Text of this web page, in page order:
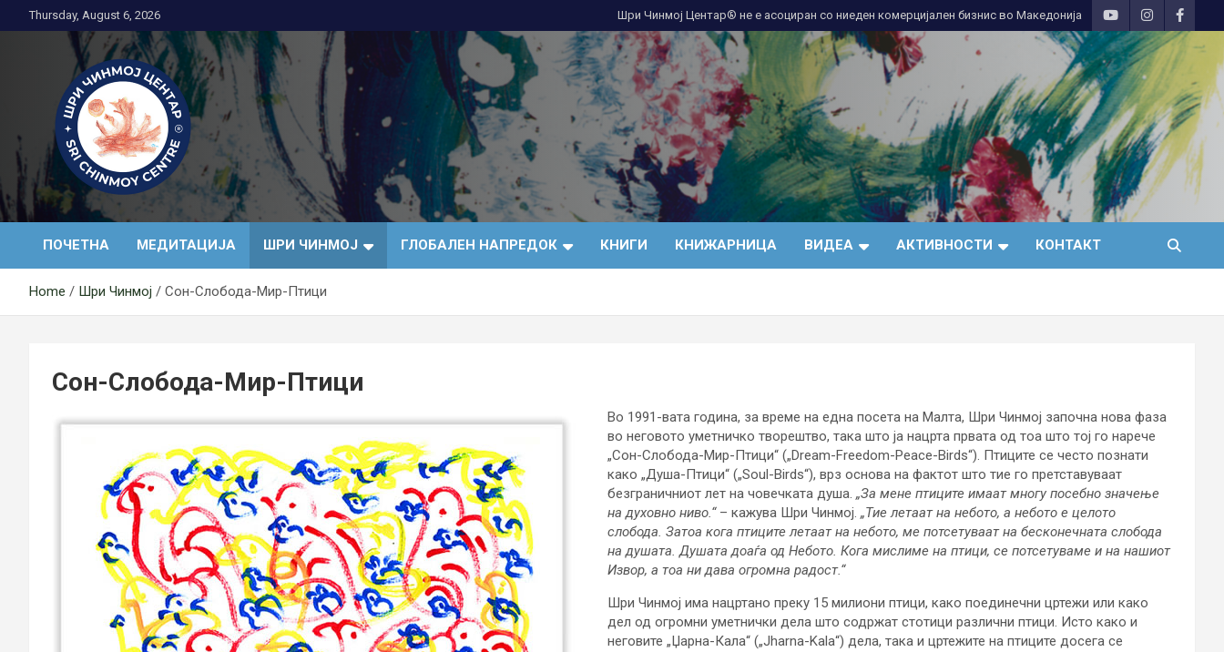
to
Thursday, August 6, 2026 Шри Чинмој Центар® не е асоциран со ниеден комерцијален бизнис во Македонија
Медитација
ПОЧЕТНА МЕДИТАЦИЈА ШРИ ЧИНМОЈ ГЛОБАЛЕН НАПРЕДОК КНИГИ КНИЖАРНИЦА ВИДЕА АКТИВНОСТИ КОНТАКТ
Home Шри Чинмој Сон-Слобода-Мир-Птици
Сон-Слобода-Мир-Птици
Во 1991-вата година, за време на една посета на Малта, Шри Чинмој започна нова фаза
во неговото уметничко творештво, така што ја нацрта првата од тоа што тој го нарече
„Сон-Слобода-Мир-Птици“ („Dream-Freedom-Peace-Birds“). Птиците се често познати
како „Душа-Птици“ („Soul-Birds“), врз основа на фактот што тие го претставуваат
безграничниот лет на човечката душа. „За мене птиците имаат многу посебно значење
на духовно ниво.“– кажува Шри Чинмој. „Тие летаат на небото, а небото е целото
слобода. Затоа кога птиците летаат на небото, ме потсетуваат на бесконечната слобода
на душата. Душата доаѓа од Небото. Кога мислиме на птици, се потсетуваме и на нашиот
Извор, а тоа ни дава огромна радост.“
Шри Чинмој има нацртано преку 15 милиони птици, како поединечни цртежи или како
дел од огромни уметнички дела што содржат стотици различни птици. Исто како и
неговите „Џарна-Кала“ („Jharna-Kala“) дела, така и цртежите на птиците досега се